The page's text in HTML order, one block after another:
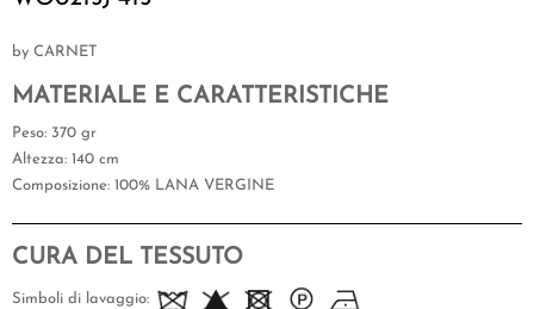
by CARNET
MATERIALE E CARATTERISTICHE
Peso: 370 gr
Altezza: 140 cm
Composizione: 100% LANA VERGINE
CURA DEL TESSUTO
Simboli di lavaggio: